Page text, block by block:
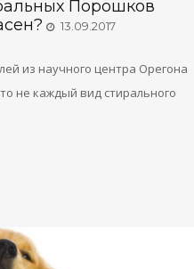
Порошков
13.09.2017
из научного центра Орегона
не каждый вид стирального